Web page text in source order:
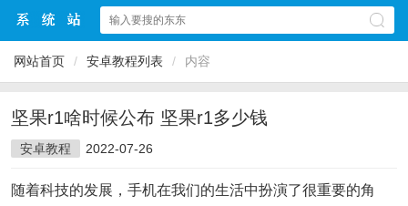
网站首页 / 安卓教程列表 / 内容
坚果r1啥时候公布 坚果r1多少钱
安卓教程 2022-07-26
随着科技的发展，手机在我们的生活中扮演了很重要的角